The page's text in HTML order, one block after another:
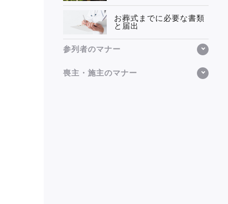
お葬式までに必要な書類
と届出
参列者のマナー
喪主・施主のマナー